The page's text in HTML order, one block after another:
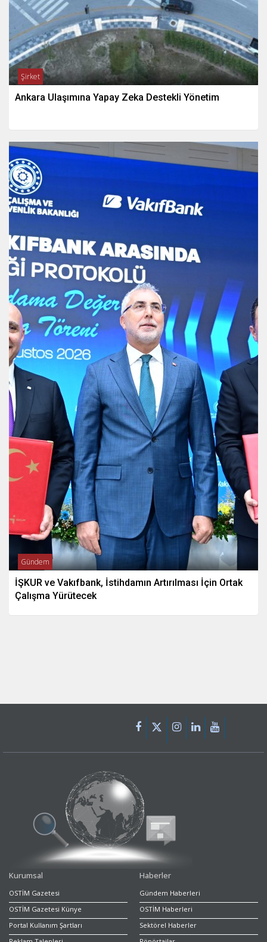
Şirket
Ankara Ulaşımına Yapay Zeka Destekli Yönetim
Gündem
İŞKUR ve Vakıfbank, İstihdamın Artırılması İçin Ortak
Çalışma Yürütecek
Kurumsal
OSTİM Gazetesi
OSTİM Gazetesi Künye
Portal Kullanım Şartları
Haberler
Gündem Haberleri
OSTİM Haberleri
Sektörel Haberler